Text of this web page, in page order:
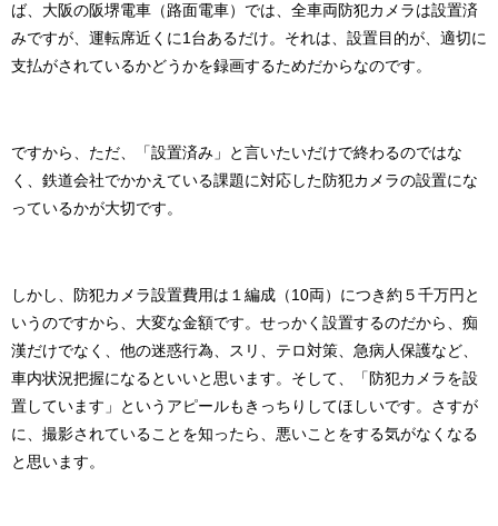
ば、大阪の阪堺電車（路面電車）では、全車両防犯カメラは設置済
みですが、運転席近くに1台あるだけ。それは、設置目的が、適切に
支払がされているかどうかを録画するためだからなのです。
ですから、ただ、「設置済み」と言いたいだけで終わるのではな
く、鉄道会社でかかえている課題に対応した防犯カメラの設置にな
っているかが大切です。
しかし、防犯カメラ設置費用は１編成（10両）につき約５千万円と
いうのですから、大変な金額です。せっかく設置するのだから、痴
漢だけでなく、他の迷惑行為、スリ、テロ対策、急病人保護など、
車内状況把握になるといいと思います。そして、「防犯カメラを設
置しています」というアピールもきっちりしてほしいです。さすが
に、撮影されていることを知ったら、悪いことをする気がなくなる
と思います。